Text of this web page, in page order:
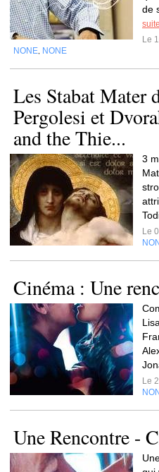
de
suite
Le
NONE NONE
Les Stabat Mater
Pergolesi et
and the Thie...
3
Le
Cinéma : Une
Le
Une Rencontre -